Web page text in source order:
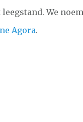
We
Agora.